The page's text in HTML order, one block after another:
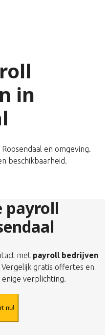
in
en omgeving.
beschikbaarheid.
payroll
met payroll bedrijven
gratis offertes en
verplichting.
nu!